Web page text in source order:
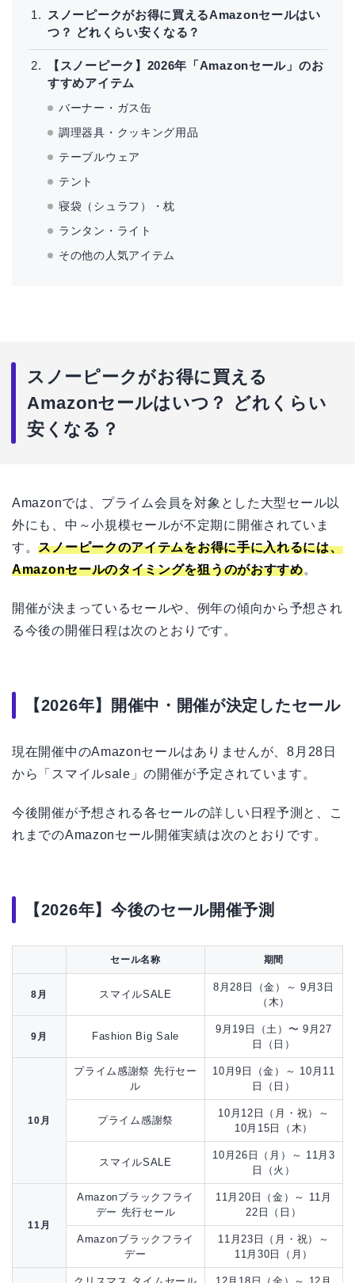
スノーピークがお得に買えるAmazonセールはい
つ？ どれくらい安くなる？
【スノーピーク】2026年「Amazonセール」のお
すすめアイテム
バーナー・ガス缶
調理器具・クッキング用品
テーブルウェア
テント
寝袋（シュラフ）・枕
ランタン・ライト
その他の人気アイテム
スノーピークがお得に買える
Amazonセールはいつ？ どれくらい
安くなる？
Amazonでは、プライム会員を対象とした大型セール以
外にも、中～小規模セールが不定期に開催されていま
す。スノーピークのアイテムをお得に手に入れるには、
Amazonセールのタイミングを狙うのがおすすめ。
開催が決まっているセールや、例年の傾向から予想され
る今後の開催日程は次のとおりです。
【2026年】開催中・開催が決定したセール
現在開催中のAmazonセールはありませんが、8月28日
から「スマイルsale」の開催が予定されています。
今後開催が予想される各セールの詳しい日程予測と、こ
れまでのAmazonセール開催実績は次のとおりです。
【2026年】今後のセール開催予測
セール名称 期間
8月 スマイルSALE
8月28日（金）～ 9月3日
（木）
9月 Fashion Big Sale
9月19日（土）〜 9月27
日（日）
10月
プライム感謝祭 先行セー
ル
10月9日（金）～ 10月11
日（日）
プライム感謝祭
10月12日（月・祝）～
10月15日（木）
スマイルSALE
10月26日（月）～ 11月3
日（火）
11月
Amazonブラックフライ
デー 先行セール
11月20日（金）～ 11月
22日（日）
Amazonブラックフライ
デー
11月23日（月・祝）～
11月30日（月）